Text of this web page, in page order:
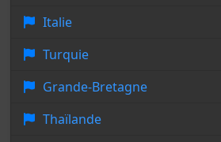
Italie
Turquie
Grande-Bretagne
Thaïlande